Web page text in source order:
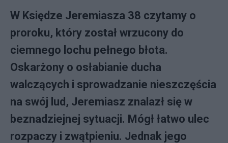
W Księdze Jeremiasza 38 czytamy o
proroku, który został wrzucony do
ciemnego lochu pełnego błota.
Oskarżony o osłabianie ducha
walczących i sprowadzanie nieszczęścia
na swój lud, Jeremiasz znalazł się w
beznadziejnej sytuacji. Mógł łatwo ulec
rozpaczy i zwątpieniu. Jednak jego